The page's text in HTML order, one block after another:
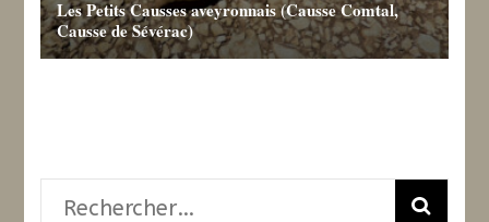
Les Petits Causses aveyronnais (Causse Comtal,
Causse de Sévérac)
Rechercher :